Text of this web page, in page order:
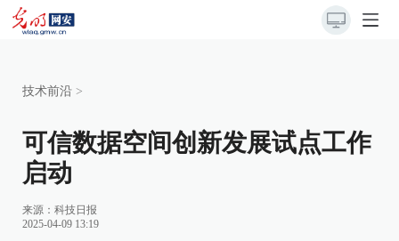
技术前沿 >
可信数据空间创新发展试点工作
启动
来源： 科技日报
2025-04-09 13:19